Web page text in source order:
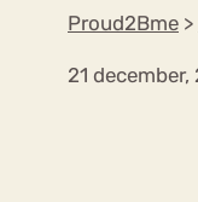
Proud2Bme >
21 december,